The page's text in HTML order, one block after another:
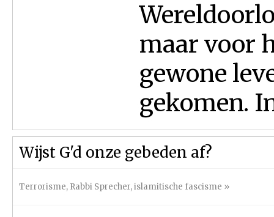
maar voor
gewone
gekomen.
Wijst G'd onze gebeden af?
Terrorisme, Rabbi Sprecher,islamitische fascisme »